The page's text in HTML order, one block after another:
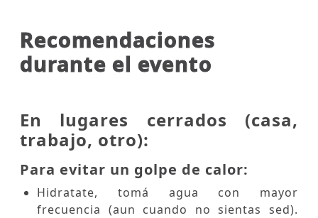
Recomendaciones
durante el evento
En lugares cerrados (casa,
trabajo, otro):
Para evitar un golpe de calor:
Hidratate, tomá agua con mayor
frecuencia (aun cuando no sientas sed).